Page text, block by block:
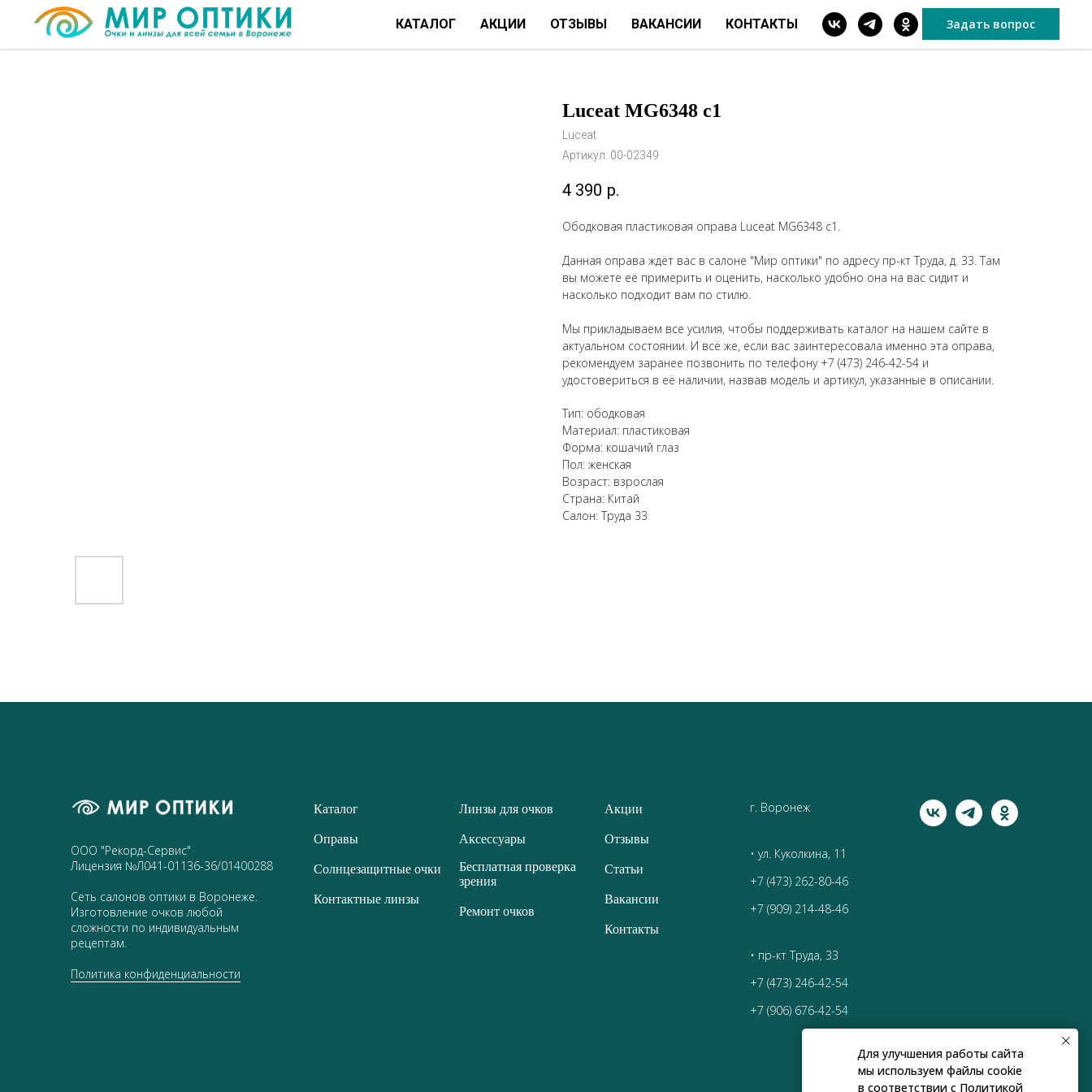
КАТАЛОГ АКЦИИ ОТЗЫВЫ ВАКАНСИИ КОНТАКТЫ Задать вопрос
Luceat MG6348 c1
Luceat
Артикул: 00-02349
4 390 р.
Ободковая пластиковая оправа Luceat MG6348 c1.
Данная оправа ждёт вас в салоне "Мир оптики" по адресу пр-кт Труда, д. 33. Там
вы можете её примерить и оценить, насколько удобно она на вас сидит и
насколько подходит вам по стилю.
Мы прикладываем все усилия, чтобы поддерживать каталог на нашем сайте в
актуальном состоянии. И всё же, если вас заинтересовала именно эта оправа,
рекомендуем заранее позвонить по телефону +7 (473) 246-42-54 и
удостовериться в её наличии, назвав модель и артикул, указанные в описании.
Тип: ободковая
Материал: пластиковая
Форма: кошачий глаз
Пол: женская
Возраст: взрослая
Страна: Китай
Салон: Труда 33
Для улучшения работы сайта
мы используем файлы cookie
в соответствии с Политикой
ООО "Рекорд-Сервис"
Лицензия №Л041-01136-36/01400288
Сеть салонов оптики в Воронеже.
Изготовление очков любой
сложности по индивидуальным
рецептам.
Политика конфиденциальности
Каталог
Оправы
Солнцезащитные очки
Контактные линзы
Линзы для очков
Аксессуары
Бесплатная проверка
зрения
Ремонт очков
Акции
Отзывы
Статьи
Вакансии
Контакты
г. Воронеж
• ул. Куколкина, 11
+7 (473) 262-80-46
+7 (909) 214-48-46
• пр-кт Труда, 33
+7 (473) 246-42-54
+7 (906) 676-42-54